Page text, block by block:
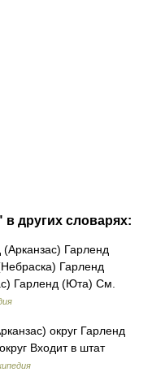
других словарях:
Гарленд
Гарленд
Гарленд (Юта) См.
округ Гарленд
Входит в штат